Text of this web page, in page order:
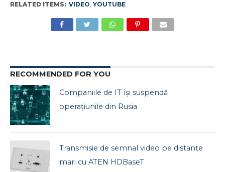
RELATED ITEMS: VIDEO, YOUTUBE
RECOMMENDED FOR YOU
Companiile de IT își suspendă
operațiunile din Rusia
Transmisie de semnal video pe distanțe
mari cu ATEN HDBaseT